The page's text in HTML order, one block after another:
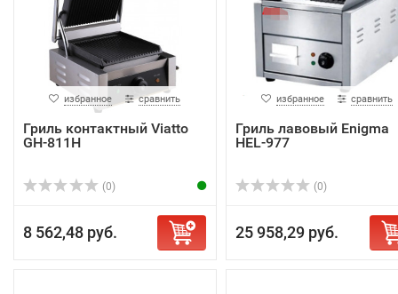
избранное сравнить
Гриль контактный Viatto
GH-811H
(0)
8 562,48 руб.
избранное сравнить
Гриль лавовый Enigma
HEL-977
(0)
25 958,29 руб.